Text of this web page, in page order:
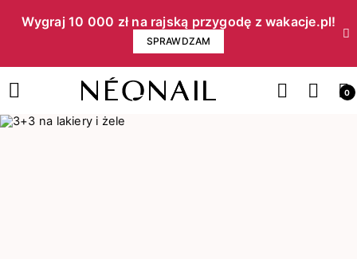
Wygraj 10 000 zł na rajską przygodę z wakacje.pl!​
SPRAWDZAM
0